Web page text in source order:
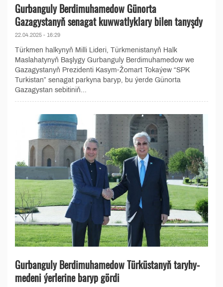
Gurbanguly Berdimuhamedow Günorta
Gazagystanyň senagat kuwwatlyklary bilen tanyşdy
22.04.2025 - 16:29
Türkmen halkynyň Milli Lideri, Türkmenistanyň Halk
Maslahatynyň Başlygy Gurbanguly Berdimuhamedow we
Gazagystanyň Prezidenti Kasym-Žomart Tokaýew “SPK
Turkistan” senagat parkyna baryp, bu ýerde Günorta
Gazagystan sebitiniň...
Gurbanguly Berdimuhamedow Türküstanyň taryhy-
medeni ýerlerine baryp gördi